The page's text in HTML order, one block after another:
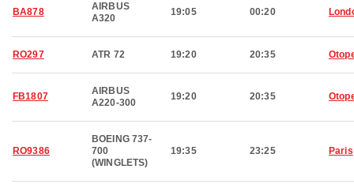
BA878
AIRBUS
A320
19:05 00:20
RO297 ATR 72 19:20 20:35
FB1807
AIRBUS
A220-300
19:20 20:35
RO9386
BOEING 737-
700
(WINGLETS)
19:35 23:25 Paris